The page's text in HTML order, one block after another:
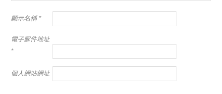
顯示名稱 *
電子郵件地址
*
個人網站網址